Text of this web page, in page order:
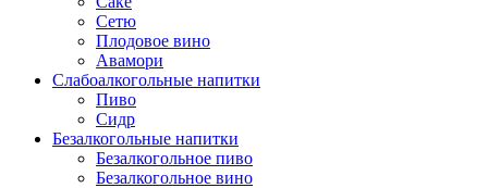
Сетю
Плодовое вино
Авамори
Слабоалкогольные напитки
Пиво
Сидр
Безалкогольные напитки
Безалкогольное пиво
Безалкогольное вино